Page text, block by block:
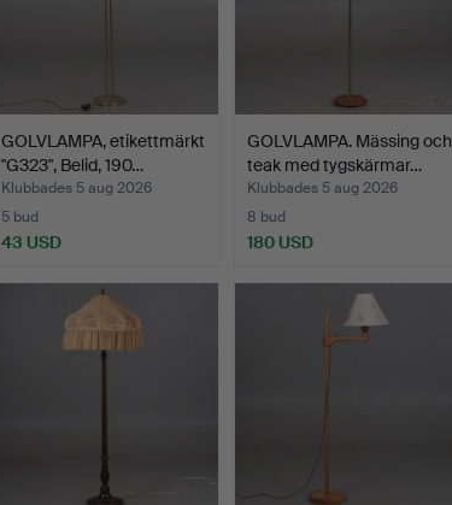
GOLVLAMPA, etikettmärkt
"G323", Belid, 190…
Klubbades 5 aug 2026
5 bud
43 USD
GOLVLAMPA. Mässing och
teak med tygskärmar…
Klubbades 5 aug 2026
8 bud
180 USD